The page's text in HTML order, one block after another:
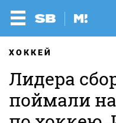
ХОККЕЙ
Лидера
поймали